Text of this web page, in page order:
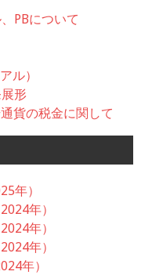
PBについて
ル）
形
貨の税金に関して
年）
年）
年）
年）
年）